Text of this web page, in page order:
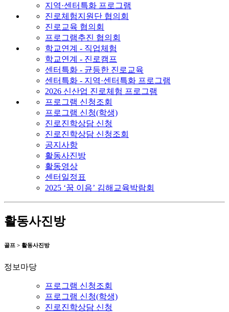
지역·센터특화 프로그램
진로체험지원단 협의회
진로교육 협의회
프로그램추진 협의회
학교연계 - 직업체험
학교연계 - 진로캠프
센터특화 - 균등한 진로교육
센터특화 - 지역·센터특화 프로그램
2026 신산업 진로체험 프로그램
프로그램 신청조회
프로그램 신청(학생)
진로진학상담 신청
진로진학상담 신청조회
공지사항
활동사진방
활동영상
센터일정표
2025 ‘꿈 이음’ 김해교육박람회
활동사진방
골프 > 활동사진방
정보마당
프로그램 신청조회
프로그램 신청(학생)
진로진학상담 신청